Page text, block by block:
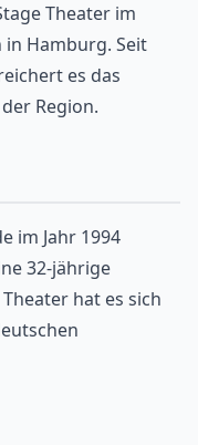
Theater im
Hamburg. Seit
es das
Region.
im Jahr 1994
32-jährige
hat es sich